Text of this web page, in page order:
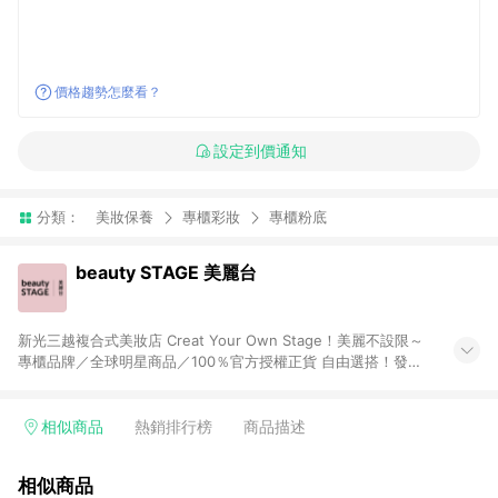
價格趨勢怎麼看？
設定到價通知
分類： 美妝保養 專櫃彩妝 專櫃粉底
beauty STAGE 美麗台
新光三越複合式美妝店 Creat Your Own Stage！美麗不設限～
專櫃品牌／全球明星商品／100％官方授權正貨 自由選搭！發覺
相似商品 熱銷排行榜 商品描述
相似商品